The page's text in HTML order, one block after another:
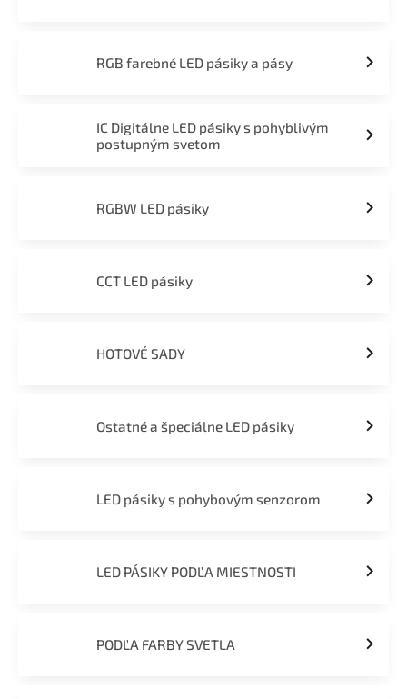
RGB farebné LED pásiky a pásy
IC Digitálne LED pásiky s pohyblivým
postupným svetom
RGBW LED pásiky
CCT LED pásiky
HOTOVÉ SADY
Ostatné a špeciálne LED pásiky
LED pásiky s pohybovým senzorom
LED PÁSIKY PODĽA MIESTNOSTI
PODĽA FARBY SVETLA